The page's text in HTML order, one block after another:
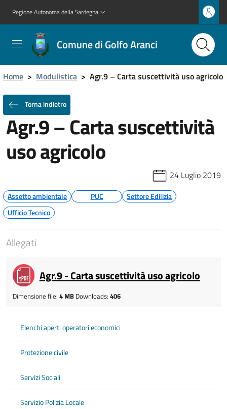
Regione Autonoma della Sardegna
Comune di Golfo Aranci
Home > Modulistica > Agr.9 – Carta suscettività uso agricolo
Torna indietro
Agr.9 – Carta suscettività
uso agricolo
24 Luglio 2019
Assetto ambientale PUC
Settore Edilizia
Ufficio Tecnico
Allegati
Agr.9 - Carta suscettività uso agricolo
Dimensione file: 4 MB Downloads: 406
Elenchi aperti operatori economici
Protezione civile
Servizi Sociali
Servizio Polizia Locale